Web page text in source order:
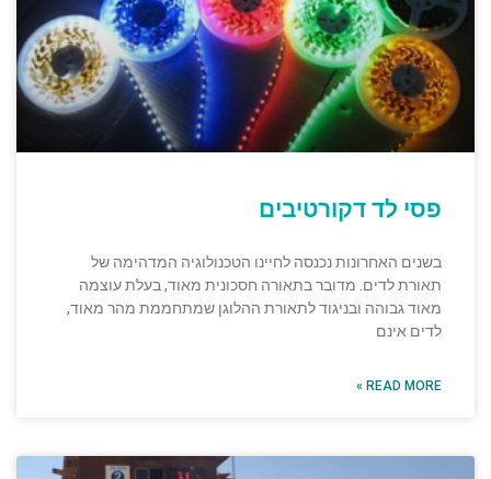
פסי לד דקורטיבים
בשנים האחרונות נכנסה לחיינו הטכנולוגיה המדהימה של
תאורת לדים. מדובר בתאורה חסכונית מאוד, בעלת עוצמה
מאוד גבוהה ובניגוד לתאורת ההלוגן שמתחממת מהר מאוד,
לדים אינם
READ MORE »